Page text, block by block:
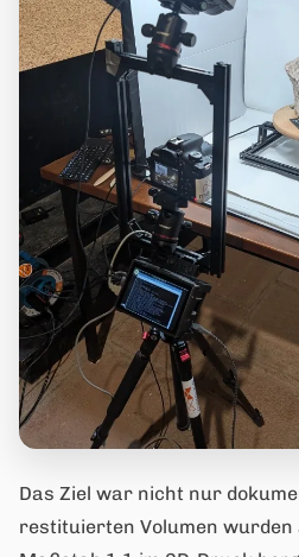
Das Ziel war nicht nur
restituierten Volumen wurden